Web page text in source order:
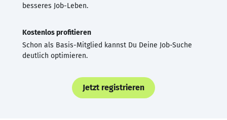
besseres Job-Leben.
Kostenlos profitieren
Schon als Basis-Mitglied kannst Du Deine Job-Suche
deutlich optimieren.
Jetzt registrieren